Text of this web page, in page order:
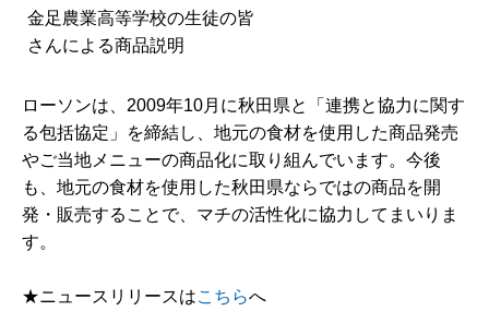
金足農業高等学校の生徒の皆
さんによる商品説明
ローソンは、2009年10月に秋田県と「連携と協力に関す
る包括協定」を締結し、地元の食材を使用した商品発売
やご当地メニューの商品化に取り組んでいます。今後
も、地元の食材を使用した秋田県ならではの商品を開
発・販売することで、マチの活性化に協力してまいりま
す。
★ニュースリリースはこちらへ